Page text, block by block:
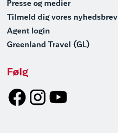
Presse og medier
Tilmeld dig vores nyhedsbrev
Agent login
Greenland Travel (GL)
Følg